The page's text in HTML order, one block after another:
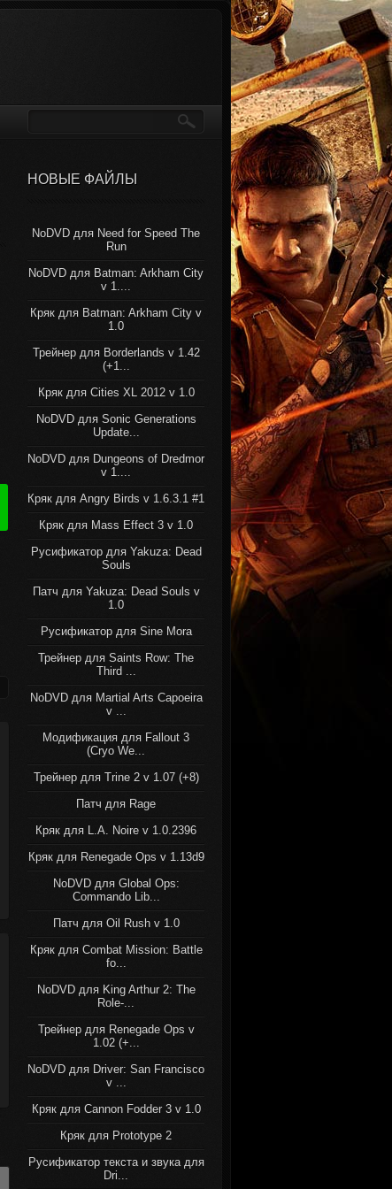
НОВЫЕ ФАЙЛЫ
NoDVD для Need for Speed The
Run
NoDVD для Batman: Arkham City
v 1....
Кряк для Batman: Arkham City v
1.0
Трейнер для Borderlands v 1.42
(+1...
Кряк для Cities XL 2012 v 1.0
NoDVD для Sonic Generations
Update...
NoDVD для Dungeons of Dredmor
v 1....
Кряк для Angry Birds v 1.6.3.1 #1
Кряк для Mass Effect 3 v 1.0
Русификатор для Yakuza: Dead
Souls
Патч для Yakuza: Dead Souls v
1.0
Русификатор для Sine Mora
Трейнер для Saints Row: The
Third ...
NoDVD для Martial Arts Capoeira
v ...
Модификация для Fallout 3
(Cryo We...
Трейнер для Trine 2 v 1.07 (+8)
Патч для Rage
Кряк для L.A. Noire v 1.0.2396
Кряк для Renegade Ops v 1.13d9
NoDVD для Global Ops:
Commando Lib...
Патч для Oil Rush v 1.0
Кряк для Combat Mission: Battle
fo...
NoDVD для King Arthur 2: The
Role-...
Трейнер для Renegade Ops v
1.02 (+...
NoDVD для Driver: San Francisco
v ...
Кряк для Cannon Fodder 3 v 1.0
Кряк для Prototype 2
Русификатор текста и звука для
Dri...